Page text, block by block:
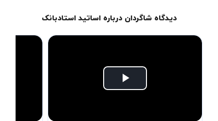
دیدگاه شاگردان درباره اساتید استادبانک
Play